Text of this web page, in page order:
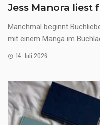
Jess Manora liest
Manchmal beginnt
mit einem Manga im
14. Juli 2026